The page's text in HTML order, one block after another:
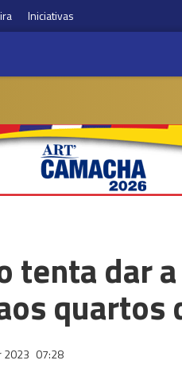
Iniciativas
tenta dar
quartos
2023 07:28